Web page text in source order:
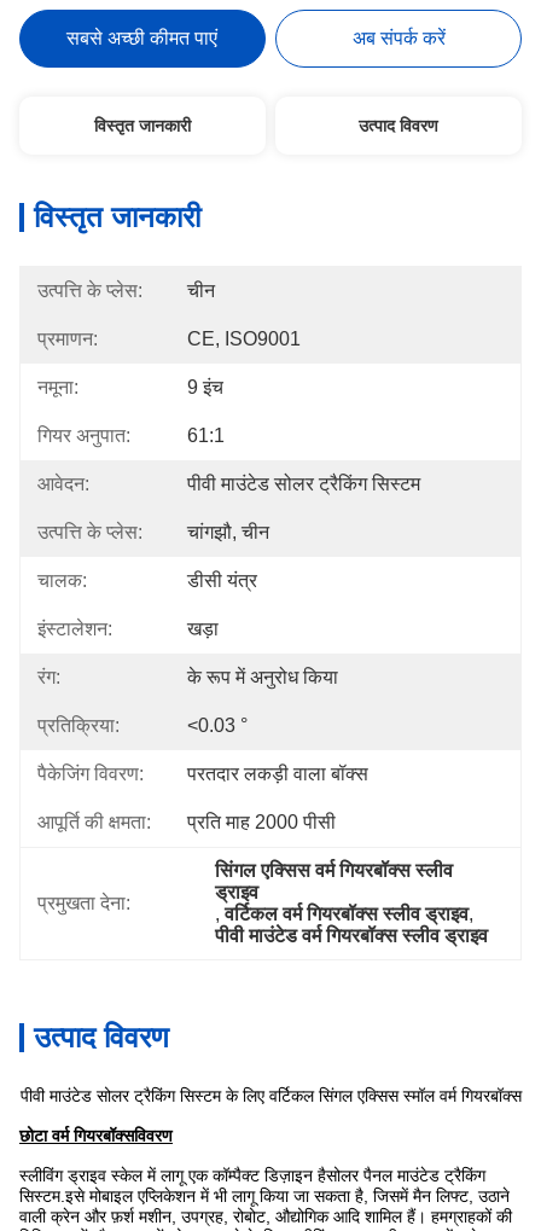
सबसे अच्छी कीमत पाएं अब संपर्क करें
विस्तृत जानकारी उत्पाद विवरण
विस्तृत जानकारी
उत्पत्ति के प्लेस: चीन
प्रमाणन: CE, ISO9001
नमूना: 9 इंच
गियर अनुपात: 61:1
आवेदन: पीवी माउंटेड सोलर ट्रैकिंग सिस्टम
उत्पत्ति के प्लेस: चांगझौ, चीन
चालक: डीसी यंत्र
इंस्टालेशन: खड़ा
रंग: के रूप में अनुरोध किया
प्रतिक्रिया: <0.03 °
पैकेजिंग विवरण: परतदार लकड़ी वाला बॉक्स
आपूर्ति की क्षमता: प्रति माह 2000 पीसी
प्रमुखता देना:
सिंगल एक्सिस वर्म गियरबॉक्स स्लीव
ड्राइव
, वर्टिकल वर्म गियरबॉक्स स्लीव ड्राइव,
पीवी माउंटेड वर्म गियरबॉक्स स्लीव ड्राइव
उत्पाद विवरण
पीवी माउंटेड सोलर ट्रैकिंग सिस्टम के लिए वर्टिकल सिंगल एक्सिस स्मॉल वर्म गियरबॉक्स
छोटा वर्म गियरबॉक्सविवरण
स्लीविंग ड्राइव स्केल में लागू एक कॉम्पैक्ट डिज़ाइन हैसोलर पैनल माउंटेड ट्रैकिंग
सिस्टम .इसे मोबाइल एप्लिकेशन में भी लागू किया जा सकता है, जिसमें मैन लिफ्ट, उठाने
वाली क्रेन और फ़र्श मशीन, उपग्रह, रोबोट, औद्योगिक आदि शामिल हैं। हमग्राहकों की